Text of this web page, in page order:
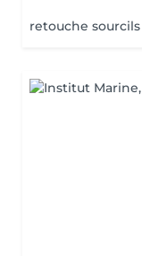
retouche sourcils